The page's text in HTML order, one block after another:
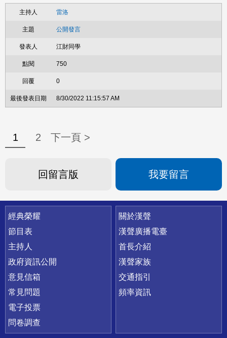
雷洛
公開發言
江財同學
750
0
8/30/2022 11:15:57 AM
1 2 下一頁 >
回留言版 我要留言
快速連結
經典榮耀
節目表
主持人
政府資訊公開
意見信箱
常見問題
電子投票
問卷調查
關於漢聲
漢聲廣播電臺
首長介紹
漢聲家族
交通指引
頻率資訊